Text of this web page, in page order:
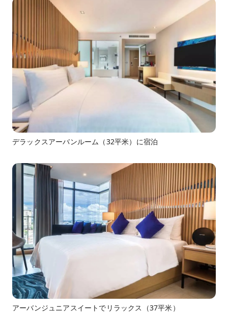
デラックスアーバンルーム（32平米）に宿泊
アーバンジュニアスイートでリラックス（37平米）